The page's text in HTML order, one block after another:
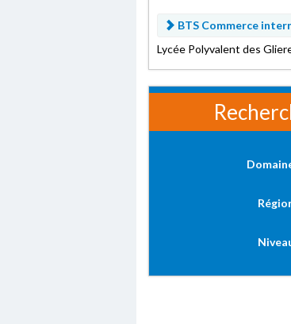
BTS Commerce
Lycée Polyvalent des